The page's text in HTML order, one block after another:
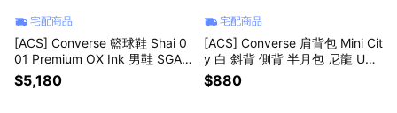
宅配商品
[ACS] Converse 籃球鞋 Shai 0
01 Premium OX Ink 男鞋 SGA
藍 拉鍊 A23978C
$5,180
宅配商品
[ACS] Converse 肩背包 Mini Cit
y 白 斜背 側背 半月包 尼龍 UA5
951K40
$880